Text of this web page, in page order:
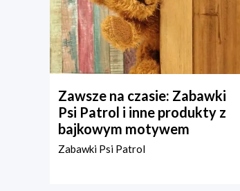
Zawsze na czasie: Zabawki
Psi Patrol i inne produkty z
bajkowym motywem
Zabawki Psi Patrol